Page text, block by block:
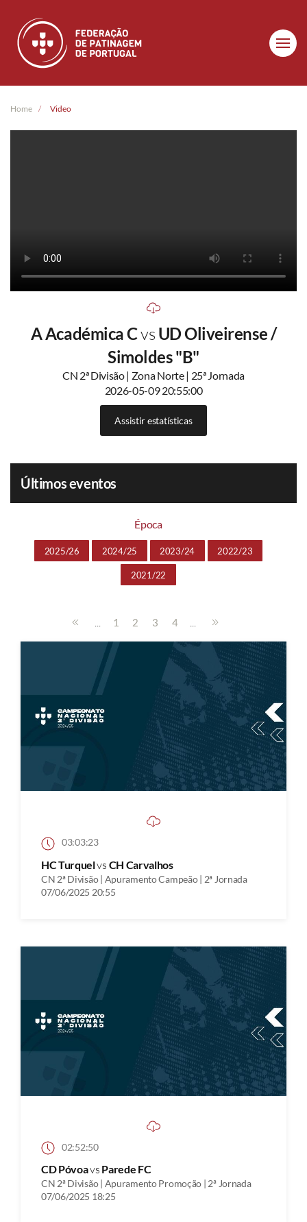
Skip to main content
Home Video
A Académica Cvs UD Oliveirense /
Simoldes "B"
CN 2ª Divisão | Zona Norte | 25ª Jornada
2026-05-09 20:55:00
Assistir estatísticas
Últimos eventos
Época
2025/26 2024/25 2023/24 2022/23
2021/22
... 1 2 3 4 ...
03:03:23
HC Turquelvs CH Carvalhos
CN 2ª Divisão | Apuramento Campeão | 2ª Jornada
07/06/2025 20:55
02:52:50
CD Póvoavs Parede FC
CN 2ª Divisão | Apuramento Promoção | 2ª Jornada
07/06/2025 18:25